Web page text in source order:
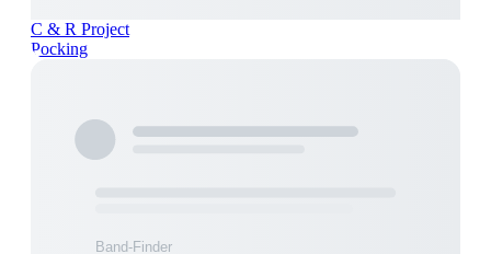
C & R Project
Pocking